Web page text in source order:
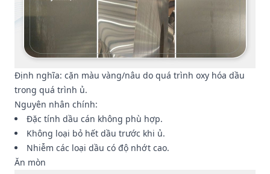
Định nghĩa: cặn màu vàng/nâu do quá trình oxy hóa dầu
trong quá trình ủ.
Nguyên nhân chính:
Đặc tính dầu cán không phù hợp.
Không loại bỏ hết dầu trước khi ủ.
Nhiễm các loại dầu có độ nhớt cao.
Ăn mòn